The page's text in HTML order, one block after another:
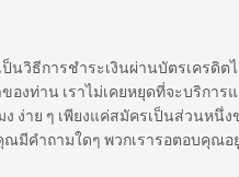
วิธีการชำระเงินผ่านบัตรเครดิ
งท่าน เราไม่เคยหยุดที่จะบริกา
ง่าย ๆ เพียงแค่สมัครเป็นส่วนหนึ่
คำถามใดๆ พวกเรารอตอบคุณอ